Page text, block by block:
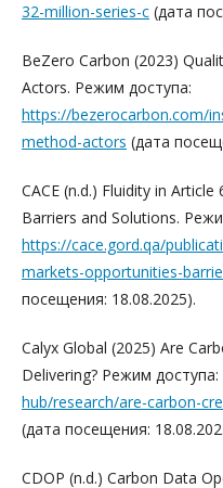
32-million-series-c (дата
BeZero Carbon (2023)
Actors. Режим доступа:
https://bezerocarbon.com/
method-actors (дата
CACE (n.d.) Fluidity in
Barriers and Solutions.
https://cace.gord.qa/
markets-opportunities-
посещения: 18.08.2025).
Calyx Global (2025) Are
Delivering? Режим доступа:
hub/research/are-carbon-
(дата посещения:
CDOP (n.d.) Carbon Data